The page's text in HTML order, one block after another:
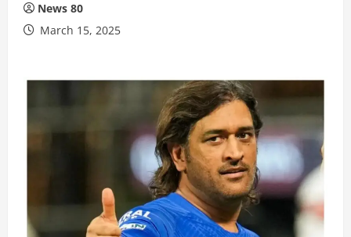
News 80
March 15, 2025